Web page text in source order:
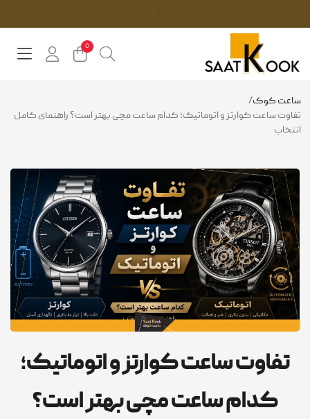
0
ساعت کوک/
تفاوت ساعت کوارتز و اتوماتیک؛ کدام ساعت مچی بهتر است؟ راهنمای کامل
انتخاب
تفاوت ساعت کوارتز و اتوماتیک؛
کدام ساعت مچی بهتر است؟